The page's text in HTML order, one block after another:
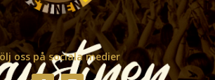
oss på sociala medier